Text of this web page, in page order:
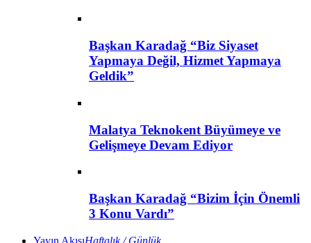
Başkan Karadağ “Biz Siyaset
Yapmaya Değil, Hizmet Yapmaya
Geldik”
Malatya Teknokent Büyümeye ve
Gelişmeye Devam Ediyor
Başkan Karadağ “Bizim İçin Önemli
3 Konu Vardı”
Yayın AkışıHaftalık / Günlük